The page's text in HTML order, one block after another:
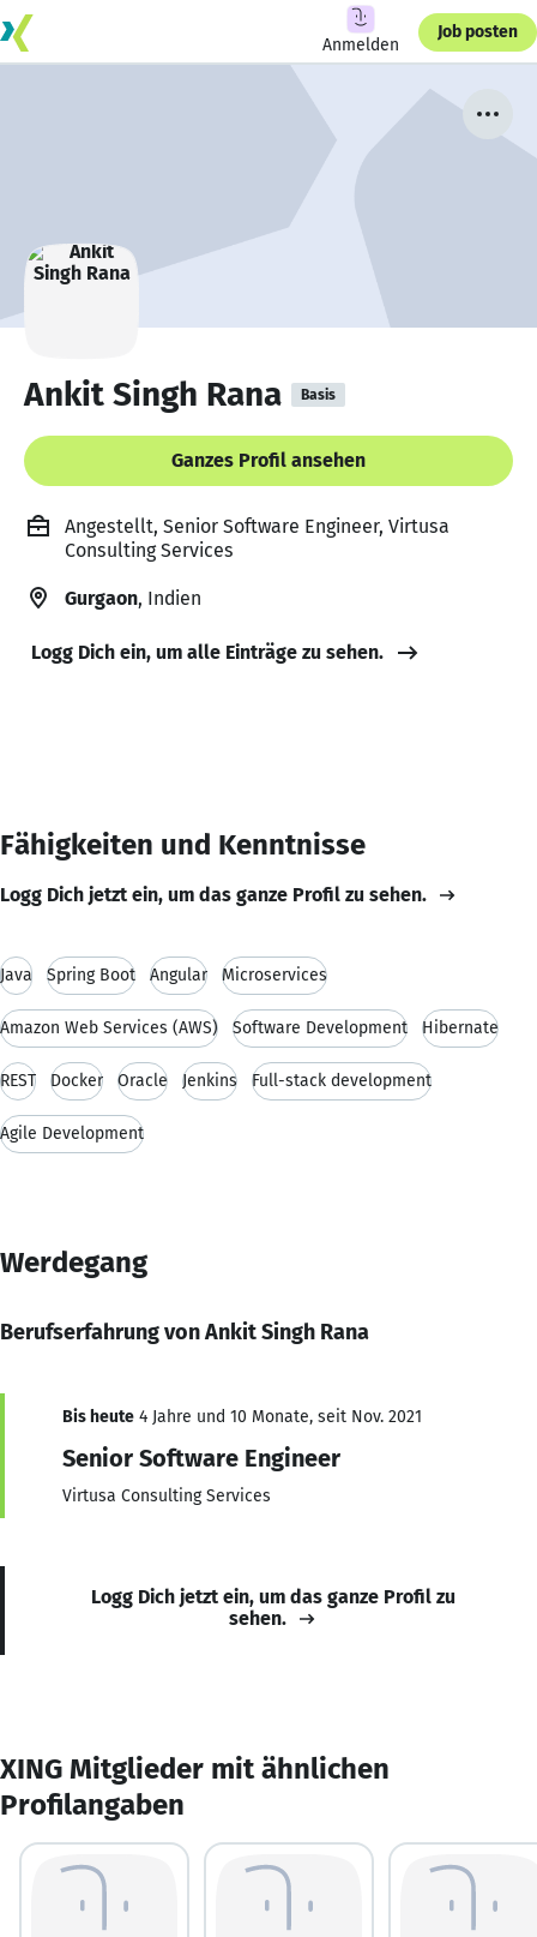
Anmelden
Job posten
Ankit Singh Rana Basis
Ganzes Profil ansehen
Angestellt, Senior Software Engineer, Virtusa
Consulting Services
Gurgaon, Indien
Logg Dich ein, um alle Einträge zu sehen.
Fähigkeiten und Kenntnisse
Logg Dich jetzt ein, um das ganze Profil zu sehen.
Java Spring Boot Angular Microservices
Amazon Web Services (AWS) Software Development Hibernate
REST Docker Oracle Jenkins Full-stack development
Agile Development
Werdegang
Berufserfahrung von Ankit Singh Rana
Bis heute 4 Jahre und 10 Monate, seit Nov. 2021
Senior Software Engineer
Virtusa Consulting Services
Logg Dich jetzt ein, um das ganze Profil zu
sehen.
XING Mitglieder mit ähnlichen
Profilangaben